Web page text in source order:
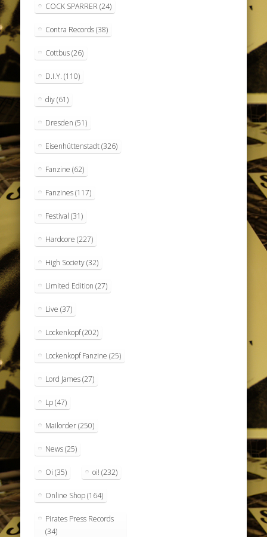
COCK SPARRER (24)
Contra Records(38)
Cottbus(26)
D.I.Y. (110)
diy(61)
Dresden (51)
Eisenhüttenstadt(326)
Fanzine (62)
Fanzines(117)
Festival (31)
Hardcore (227)
High Society(32)
Limited Edition (27)
Live (37)
Lockenkopf(202)
Lockenkopf Fanzine (25)
Lord James(27)
Lp(47)
Mailorder(250)
News(25)
Oi (35) oi! (232)
Online Shop(164)
Pirates Press Records
(34)